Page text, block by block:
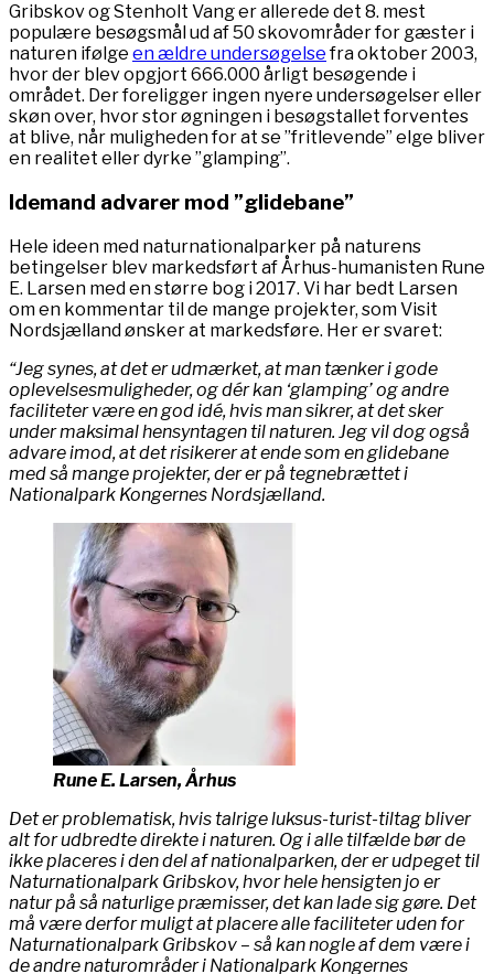
Gribskov og Stenholt Vang er allerede det 8. mest
populære besøgsmål ud af 50 skovområder for gæster i
naturen ifølge en ældre undersøgelsefra oktober 2003,
hvor der blev opgjort 666.000 årligt besøgende i
området. Der foreligger ingen nyere undersøgelser eller
skøn over, hvor stor øgningen i besøgstallet forventes
at blive, når muligheden for at se ”fritlevende” elge bliver
en realitet eller dyrke ”glamping”.
Idemand advarer mod ”glidebane”
Hele ideen med naturnationalparker på naturens
betingelser blev markedsført af Århus-humanisten Rune
E. Larsen med en større bog i 2017. Vi har bedt Larsen
om en kommentar til de mange projekter, som Visit
Nordsjælland ønsker at markedsføre. Her er svaret:
“Jeg synes, at det er udmærket, at man tænker i gode
oplevelsesmuligheder, og dér kan ‘glamping’ og andre
faciliteter være en god idé, hvis man sikrer, at det sker
under maksimal hensyntagen til naturen. Jeg vil dog også
advare imod, at det risikerer at ende som en glidebane
med så mange projekter, der er på tegnebrættet i
Nationalpark Kongernes Nordsjælland.
Rune E. Larsen, Århus
Det er problematisk, hvis talrige luksus-turist-tiltag bliver
alt for udbredte direkte i naturen. Og i alle tilfælde bør de
ikke placeres i den del af nationalparken, der er udpeget til
Naturnationalpark Gribskov, hvor hele hensigten jo er
natur på så naturlige præmisser, det kan lade sig gøre. Det
må være derfor muligt at placere alle faciliteter uden for
Naturnationalpark Gribskov – så kan nogle af dem være i
de andre naturområder i Nationalpark Kongernes